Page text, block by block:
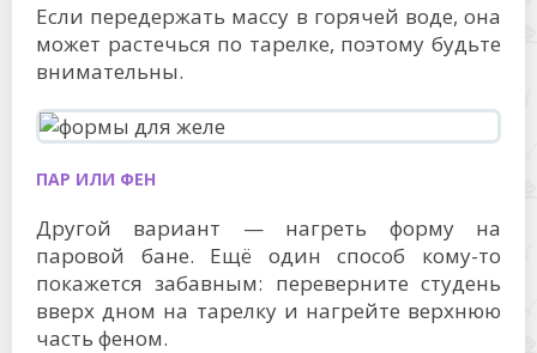
Если передержать массу в горячей воде, она
может растечься по тарелке, поэтому будьте
внимательны.
ПАР ИЛИ ФЕН
Другой вариант — нагреть форму на
паровой бане. Ещё один способ кому-то
покажется забавным: переверните студень
вверх дном на тарелку и нагрейте верхнюю
часть феном.